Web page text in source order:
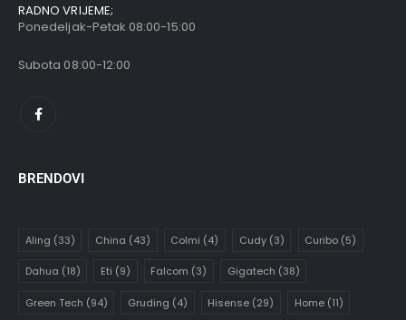
RADNO VRIJEME;
Ponedeljak-Petak 08:00-15:00
Subota 08:00-12:00
BRENDOVI
Aling (33) China (43) Colmi (4) Cudy(3) Curibo (5)
Dahua (18) Eti (9) Falcom (3) Gigatech (38)
Green Tech (94) Gruding (4) Hisense (29) Home(11)